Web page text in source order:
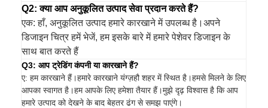
Q2: क्या आप अनुकूलित उत्पाद सेवा प्रदान करते हैं?
एक: हाँ, अनुकूलित उत्पाद हमारे कारखाने में उपलब्ध है।अपने
डिजाइन चित्र हमें भेजें, हम इसके बारे में हमारे पेशेवर डिजाइन के
साथ बात करते हैं
Q3: आप ट्रेडिंग कंपनी या कारखाने हैं?
ए: हम कारखाने हैं।हमारे कारखाने यंग्ज़हौ शहर में स्थित है।हमसे मिलने के लिए
आपका स्वागत है।हम आपके लिए हमेशा तैयार हैं।मुझे दृढ़ विश्वास है कि आप
हमारे उत्पाद को देखने के बाद बेहतर ढंग से समझ पाएंगे।